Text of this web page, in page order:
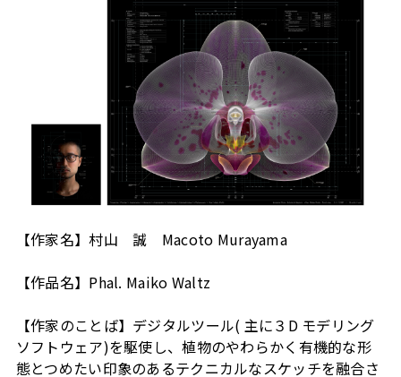
【作家名】村山 誠 Macoto Murayama
【作品名】Phal. Maiko Waltz
【作家のことば】デジタルツール( 主に３D モデリング
ソフトウェア)を駆使し、植物のやわらかく有機的な形
態とつめたい印象のあるテクニカルなスケッチを融合さ